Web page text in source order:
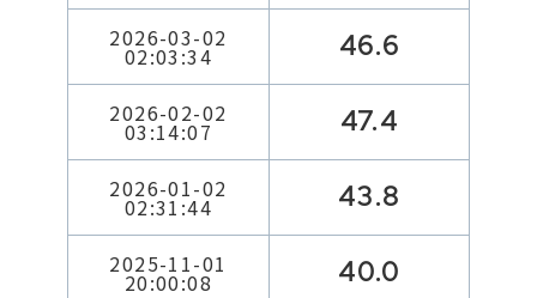
2026-03-02
02:03:34 46.6
2026-02-02
03:14:07 47.4
2026-01-02
02:31:44 43.8
2025-11-01
20:00:08 40.0